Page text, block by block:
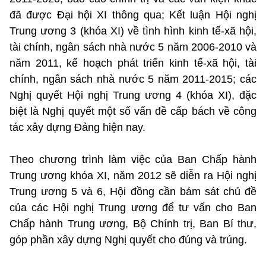
đã được Đại hội XI thông qua; Kết luận Hội nghị
Trung ương 3 (khóa XI) về tình hình kinh tế-xã hội,
tài chính, ngân sách nhà nước 5 năm 2006-2010 và
năm 2011, kế hoạch phát triển kinh tế-xã hội, tài
chính, ngân sách nhà nước 5 năm 2011-2015; các
Nghị quyết Hội nghị Trung ương 4 (khóa XI), đặc
biệt là Nghị quyết một số vấn đề cấp bách về công
tác xây dựng Đảng hiện nay.
Theo chương trình làm việc của Ban Chấp hành
Trung ương khóa XI, năm 2012 sẽ diễn ra Hội nghị
Trung ương 5 và 6, Hội đồng cần bám sát chủ đề
của các Hội nghị Trung ương để tư vấn cho Ban
Chấp hành Trung ương, Bộ Chính trị, Ban Bí thư,
góp phần xây dựng Nghị quyết cho đúng và trúng.